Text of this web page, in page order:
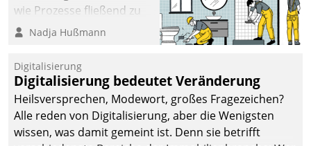
wie Prozesse fließend zu
vernetzen, nutzt die
Jahresbeginn eine
Überblick, Einsicht und
Eingriff bietende Lösung.
Zur Entwicklung setzte
man auf
Nadja Hußmann
Digitalisierung
Digitalisierung bedeutet Veränderung
Heilsversprechen, Modewort, großes Fragezeichen?
Alle reden von Digitalisierung, aber die Wenigsten
wissen, was damit gemeint ist. Denn sie betrifft